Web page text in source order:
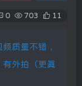
0 703 11
质量不错，
有外拍（更真